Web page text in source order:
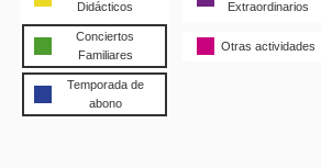
Didácticos
Extraordinarios
Conciertos
Familiares
Otras actividades
Temporada de
abono